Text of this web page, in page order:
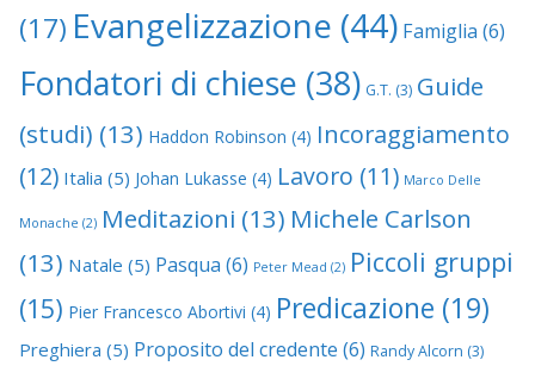
(17) Evangelizzazione (44) Famiglia (6)
Fondatori di chiese (38) G.T. (3) Guide
(studi) (13) Haddon Robinson (4) Incoraggiamento
(12) Italia (5) Johan Lukasse (4) Lavoro (11) Marco Delle
Monache (2) Meditazioni (13) Michele Carlson
(13) Natale (5) Pasqua (6) Peter Mead (2) Piccoli gruppi
(15) Pier Francesco Abortivi (4) Predicazione (19)
Preghiera (5) Proposito del credente (6) Randy Alcorn (3)